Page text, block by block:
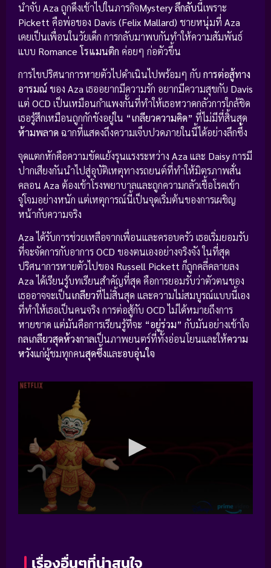
นำจับ Aza ถูกดึงเข้าไปในภารกิจMystery ลึกลับนี้เพราะ
Pickett คือพ่อของ Davis (Felix Mallard) ชายหนุ่มที่ Aza
เคยเป็นเพื่อนในวัยเด็ก การกลับมาพบกันทำให้ความสัมพันธ์
แบบ Romance โรแมนติก ค่อยๆ ก่อตัวขึ้น
การไขปริศนาการหายตัวไปดำเนินไปพร้อมๆ กับ การต่อสู้ทาง
อารมณ์ ของ Aza เธออยากมีความรัก อยากมีความสุขกับ Davis
แต่ OCD เป็นเหมือนกำแพงกั้นที่ทำให้เธอหวาดกลัวการใกล้ชิด
เธอรู้สึกเหมือนถูกกักขังอยู่ใน “เกลียวความคิด” ที่ไม่มีที่สิ้นสุด
ห้ามพลาด ฉากที่แสดงถึงความเจ็บปวดภายในนี้ได้อย่างลึกซึ้ง
จุดแตกหักคือความขัดแย้งรุนแรงระหว่าง Aza และ Daisyการมี
ปากเสียงกันนำไปสู่อุบัติเหตุทางรถยนต์ที่ทำให้มิตรภาพสั่น
คลอน Aza ต้องเข้าโรงพยาบาลและถูกความกลัวเชื้อโรคเข้า
จู่โจมอย่างหนัก แต่เหตุการณ์นี้เป็นจุดเริ่มต้นของการเผชิญ
หน้ากับความจริง
Azaได้รับการช่วยเหลือจากเพื่อนและครอบครัว เธอเริ่มยอมรับ
ที่จะจัดการกับอาการOCD ของตนเองอย่างจริงจัง ในที่สุด
ปริศนาการหายตัวไปของ Russell Pickett ก็ถูกคลี่คลายลง
Azaได้เรียนรู้บทเรียนสำคัญที่สุด คือการยอมรับว่าตัวตนของ
เธออาจจะเป็นเกลียวที่ไม่สิ้นสุด และความไม่สมบูรณ์แบบนี้เอง
ที่ทำให้เธอเป็นคนจริง การต่อสู้กับ OCDไม่ได้หมายถึงการ
หายขาด แต่มันคือการเรียนรู้ที่จะ “อยู่ร่วม” กับมันอย่างเข้าใจ
กลเกลียวสุดห้วงกาลเป็นภาพยนตร์ที่ทั้งอ่อนโยนและให้ความ
หวังแก่ผู้ชมทุกคนสุดซึ้งและอบอุ่นใจ
เรื่องอื่นๆที่น่าสนใจ